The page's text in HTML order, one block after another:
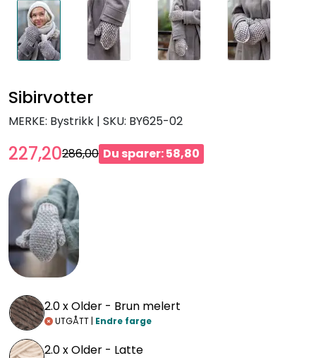
Sibirvotter
MERKE: Bystrikk | SKU: BY625-02
227,20286,00 Du sparer: 58,80
2.0 xOlder - Brun melert
UTGÅTT | Endre farge
2.0 xOlder - Latte